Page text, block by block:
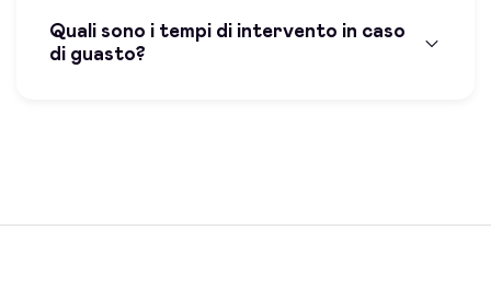
Quali sono i tempi di intervento in caso
di guasto?